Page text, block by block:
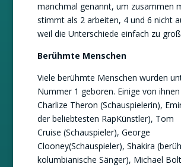
manchmal genannt, um zusammen
stimmt als 2 arbeiten, 4 und 6 nicht
weil die Unterschiede einfach zu
Berühmte Menschen
Viele berühmte Menschen wurden
Nummer 1 geboren. Einige von
Charlize Theron (Schauspielerin),
der beliebtesten RapKünstler), Tom
Cruise (Schauspieler), George
Clooney(Schauspieler), Shakira
kolumbianische Sänger), Michael